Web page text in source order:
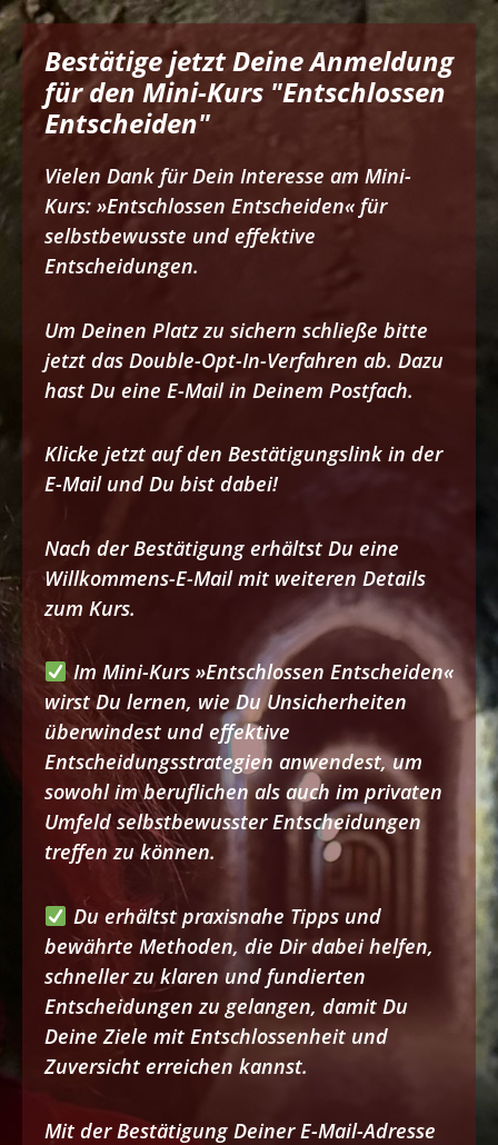
Bestätige jetzt Deine Anmeldung
für den Mini-Kurs "Entschlossen
Entscheiden"
Vielen Dank für Dein Interesse am Mini-
Kurs: »Entschlossen Entscheiden« für
selbstbewusste und effektive
Entscheidungen.
Um Deinen Platz zu sichern schließe bitte
jetzt das Double-Opt-In-Verfahren ab. Dazu
hast Du eine E-Mail in Deinem Postfach.
Klicke jetzt auf den Bestätigungslink in der
E-Mail und Du bist dabei!
Nach der Bestätigung erhältst Du eine
Willkommens-E-Mail mit weiteren Details
zum Kurs.
Im Mini-Kurs »Entschlossen Entscheiden«
wirst Du lernen, wie Du Unsicherheiten
überwindest und effektive
Entscheidungsstrategien anwendest, um
sowohl im beruflichen als auch im privaten
Umfeld selbstbewusster Entscheidungen
treffen zu können.
Du erhältst praxisnahe Tipps und
bewährte Methoden, die Dir dabei helfen,
schneller zu klaren und fundierten
Entscheidungen zu gelangen, damit Du
Deine Ziele mit Entschlossenheit und
Zuversicht erreichen kannst.
Mit der Bestätigung Deiner E-Mail-Adresse